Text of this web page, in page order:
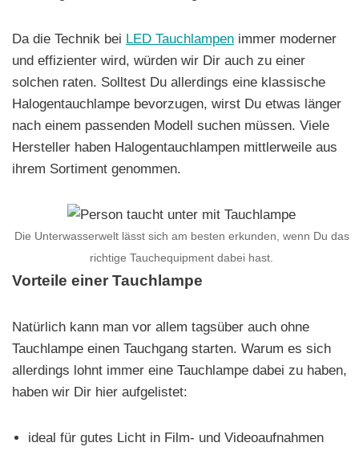
Da die Technik bei LED Tauchlampen immer moderner
und effizienter wird, würden wir Dir auch zu einer
solchen raten. Solltest Du allerdings eine klassische
Halogentauchlampe bevorzugen, wirst Du etwas länger
nach einem passenden Modell suchen müssen. Viele
Hersteller haben Halogentauchlampen mittlerweile aus
ihrem Sortiment genommen.
Die Unterwasserwelt lässt sich am besten erkunden, wenn Du das
richtige Tauchequipment dabei hast.
Vorteile einer Tauchlampe
Natürlich kann man vor allem tagsüber auch ohne
Tauchlampe einen Tauchgang starten. Warum es sich
allerdings lohnt immer eine Tauchlampe dabei zu haben,
haben wir Dir hier aufgelistet:
ideal für gutes Licht in Film- und Videoaufnahmen